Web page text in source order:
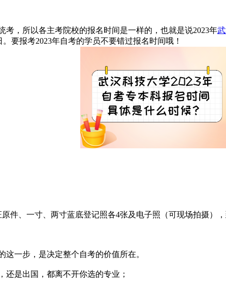
考，所以各主考院校的报名时间是一样的，也就是说2023年
要报考2023年自考的学员不要错过报名时间哦！
件、一寸、两寸蓝底登记照各4张及电子照（可现场拍摄），
一步，是决定整个自考的价值所在。
还是出国，都离不开你选的专业；